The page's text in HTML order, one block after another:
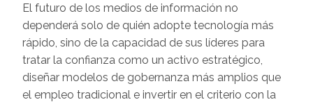
El futuro de los medios de información no
dependerá solo de quién adopte tecnología más
rápido, sino de la capacidad de sus líderes para
tratar la confianza como un activo estratégico,
diseñar modelos de gobernanza más amplios que
el empleo tradicional e invertir en el criterio con la